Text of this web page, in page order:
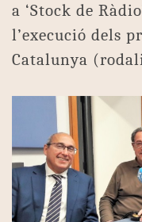
a ‘Stock de
l’execució dels
Catalunya